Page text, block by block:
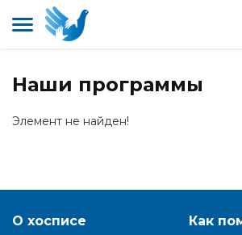
Наши программы
Элемент не найден!
О хосписе Как